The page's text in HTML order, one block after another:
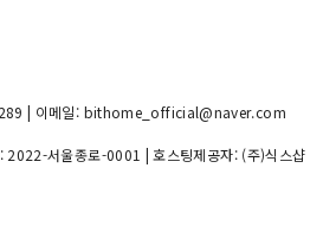
| 이메일: bithome_official@naver.com
2022-서울종로-0001 | 호스팅제공자: (주)식스샵